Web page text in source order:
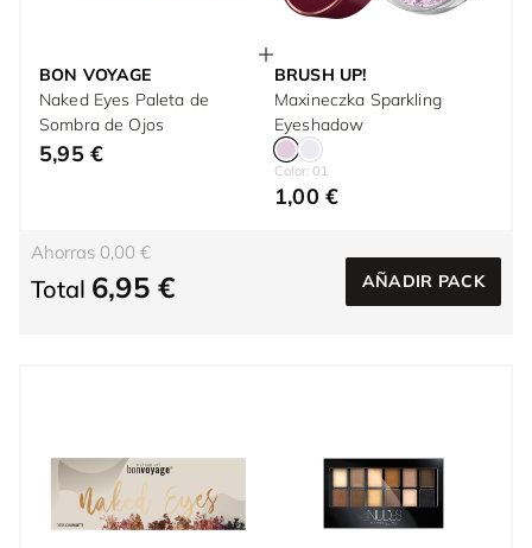
BON VOYAGE
Naked Eyes Paleta de
Sombra de Ojos
5,95 €
BRUSH UP!
Maxineczka Sparkling
Eyeshadow
Color: 01
1,00 €
Ahorras 0,00 €
Total 6,95 € AÑADIR PACK